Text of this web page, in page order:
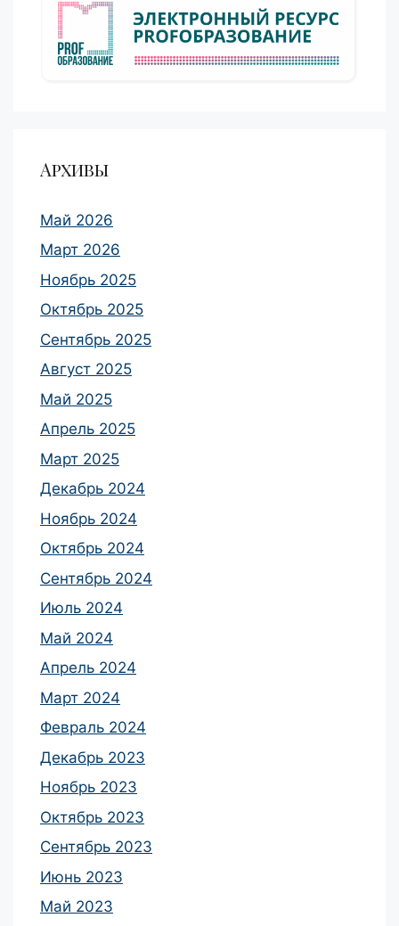
Архивы
Май 2026
Март 2026
Ноябрь 2025
Октябрь 2025
Сентябрь 2025
Август 2025
Май 2025
Апрель 2025
Март 2025
Декабрь 2024
Ноябрь 2024
Октябрь 2024
Сентябрь 2024
Июль 2024
Май 2024
Апрель 2024
Март 2024
Февраль 2024
Декабрь 2023
Ноябрь 2023
Октябрь 2023
Сентябрь 2023
Июнь 2023
Май 2023